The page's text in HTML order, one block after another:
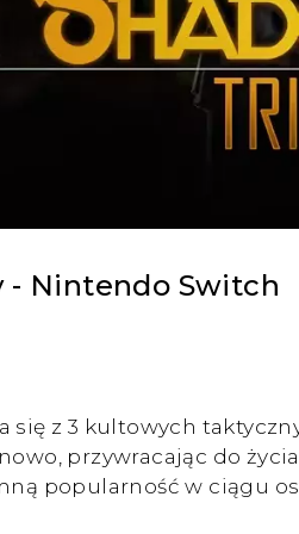
- Nintendo Switch
się z 3 kultowych
przywracając do
popularność w ciągu